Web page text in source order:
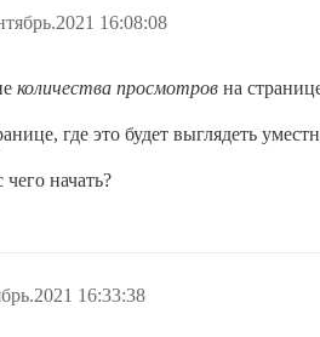
16:08:08
количества просмотров на
где это будет выглядеть
начать?
16:33:38